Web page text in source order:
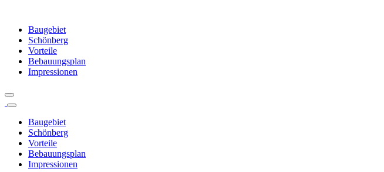
Baugebiet
Schönberg
Vorteile
Bebauungsplan
Impressionen
Baugebiet
Schönberg
Vorteile
Bebauungsplan
Impressionen